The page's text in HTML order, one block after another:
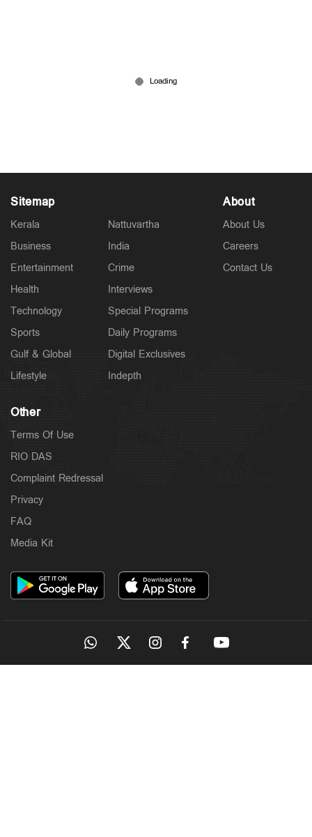
Sitemap
Kerala
Business
Entertainment
Health
Technology
Sports
Gulf & Global
Lifestyle
Nattuvartha
India
Crime
Interviews
Special Programs
Daily Programs
Digital Exclusives
Indepth
About
About Us
Careers
Contact Us
Other
Terms Of Use
RIO DAS
Complaint Redressal
Privacy
FAQ
Media Kit